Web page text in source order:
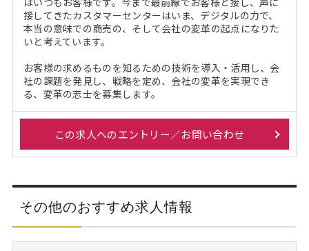
接してきたカスタマーセンターはいま、デジタルの力で、
本当の意味での商売の、そして会社の変革の起点になりた
いと考えています。
お客様の求めるものを知るための技術を導入・活用し、会
社の課題を発見し、戦略を定め、会社の変革を実現でき
る、変革の志士を募集します。
この求人へのエントリー／お問い合わせ
その他のおすすめ求人情報